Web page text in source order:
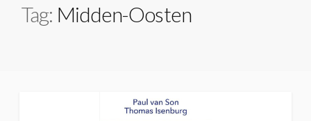
Tag: Midden-Oosten